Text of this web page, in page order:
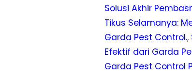
Solusi Akhir
Tikus Selamanya:
Garda Pest Control.,
Efektif dari Garda
Garda Pest Control